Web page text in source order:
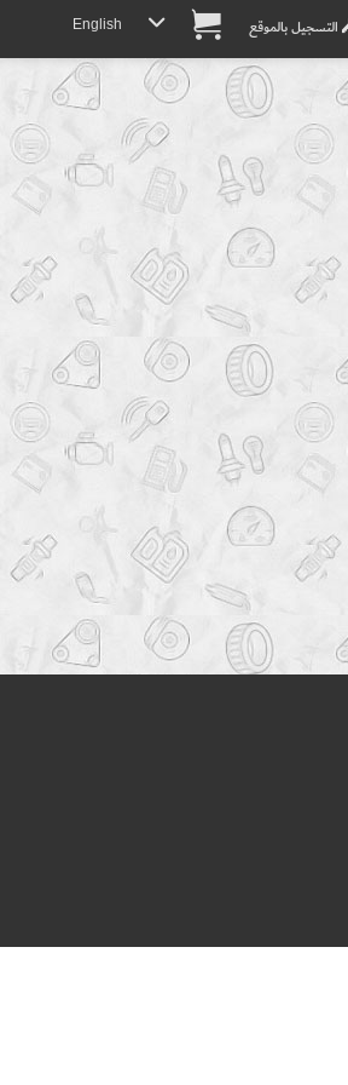
التسجيل بالموقع English